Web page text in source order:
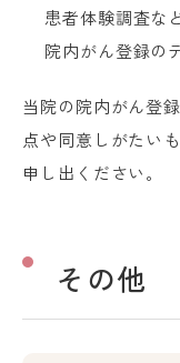
患者体験調査な
院内がん登録の
当院の院内がん登
点や同意しがたい
申し出ください。
その他